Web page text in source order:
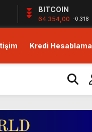
BITCOIN
64.354,00 -0.318
Kredi Hesablama
ile…